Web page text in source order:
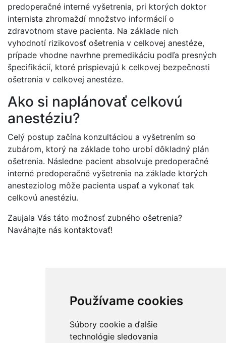
Používame cookies
Súbory cookie a ďalšie
technológie sledovania
predoperačné interné vyšetrenia, pri ktorých doktor
internista zhromaždí množstvo informácií o
zdravotnom stave pacienta. Na základe nich
vyhodnotí rizikovosť ošetrenia v celkovej anestéze,
prípade vhodne navrhne premedikáciu podľa presných
špecifikácií, ktoré prispievajú k celkovej bezpečnosti
ošetrenia v celkovej anestéze.
Ako si naplánovať celkovú
anestéziu?
Celý postup začína konzultáciou a vyšetrením so
zubárom, ktorý na základe toho urobí dôkladný plán
ošetrenia. Následne pacient absolvuje predoperačné
interné predoperačné vyšetrenia na základe ktorých
anesteziolog môže pacienta uspať a vykonať tak
celkovú anestéziu.
Zaujala Vás táto možnosť zubného ošetrenia?
Naváhajte nás kontaktovať!
O NÁS
ZUBY NA SPLÁTKY
GALÉRIA